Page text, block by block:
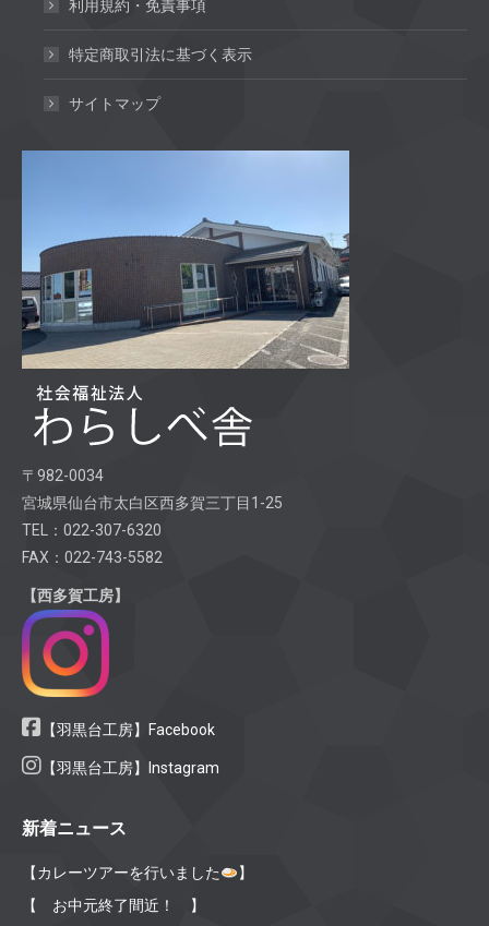
利用規約・免責事項
特定商取引法に基づく表示
サイトマップ
〒982-0034
宮城県仙台市太白区西多賀三丁目1-25
TEL：022-307-6320
FAX：022-743-5582
【西多賀工房】
【羽黒台工房】Facebook
【羽黒台工房】Instagram
新着ニュース
【カレーツアーを行いました
】
【 お中元終了間近！ 】